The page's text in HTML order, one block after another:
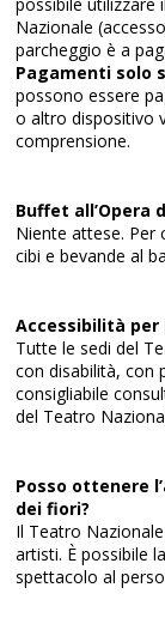
Nazionale
parcheggio è a
Pagamenti solo
possono essere
o altro dispositivo
comprensione.
Buffet all’Opera
Niente attese. Per
cibi e bevande al
Accessibilità
Tutte le sedi del
con disabilità, con
consigliabile
del Teatro
Posso ottenere
dei fiori?
Il Teatro
artisti. È possibile
spettacolo al